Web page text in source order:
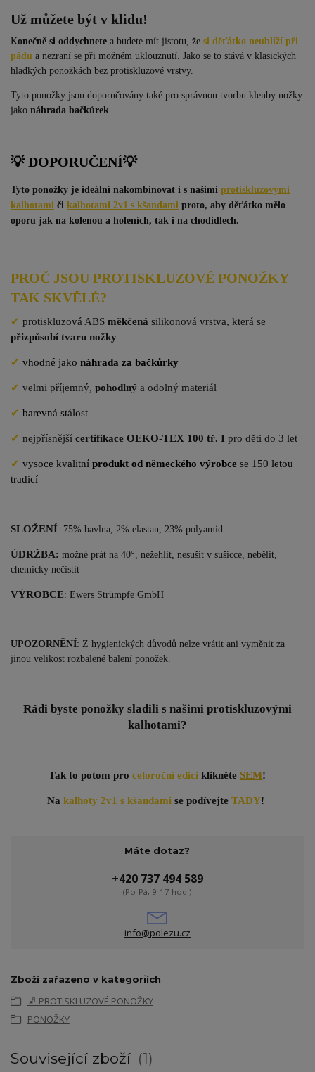
Už můžete být v klidu!
Konečně si oddychnete a budete mít jistotu, že si děťátko neublíží při
pádu a nezraní se při možném uklouznutí. Jako se to stává v klasických
hladkých ponožkách bez protiskluzové vrstvy.
Tyto ponožky jsou doporučovány také pro správnou tvorbu klenby nožky
jako náhrada bačkůrek.
💡 DOPORUČENÍ💡
Tyto ponožky je ideální nakombinovat i s našimi protiskluzovými
kalhotami či kalhotami 2v1 s kšandami proto, aby děťátko mělo
oporu jak na kolenou a holeních, tak i na chodidlech.
PROČ JSOU PROTISKLUZOVÉ PONOŽKY
TAK SKVĚLÉ?
✔ protiskluzová ABS měkčená silikonová vrstva, která se
přizpůsobí tvaru nožky
✔ vhodné jako náhrada za bačkůrky
✔ velmi příjemný, pohodlný a odolný materiál
✔ barevná stálost
✔ nejpřísnější certifikace OEKO-TEX 100 tř. I pro děti do 3 let
✔ vysoce kvalitní produkt od německého výrobce se 150 letou
tradicí
SLOŽENÍ: 75% bavlna, 2% elastan, 23% polyamid
ÚDRŽBA: možné prát na 40°, nežehlit, nesušit v sušicce, nebělit,
chemicky nečistit
VÝROBCE: Ewers Strümpfe GmbH
UPOZORNĚNÍ: Z hygienických důvodů nelze vrátit ani vyměnit za
jinou velikost rozbalené balení ponožek.
Rádi byste ponožky sladili s našimi protiskluzovými
kalhotami?
Tak to potom proceloroční edici klikněteSEM!
Nakalhoty 2v1 s kšandami se podívejteTADY!
Máte dotaz?
+420 737 494 589
(Po-Pá, 9-17 hod.)
info@polezu.cz
Zboží zařazeno v kategoriích
🧦 PROTISKLUZOVÉ PONOŽKY
PONOŽKY
Související zboží 1